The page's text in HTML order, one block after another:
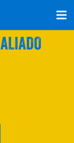
CON UNA